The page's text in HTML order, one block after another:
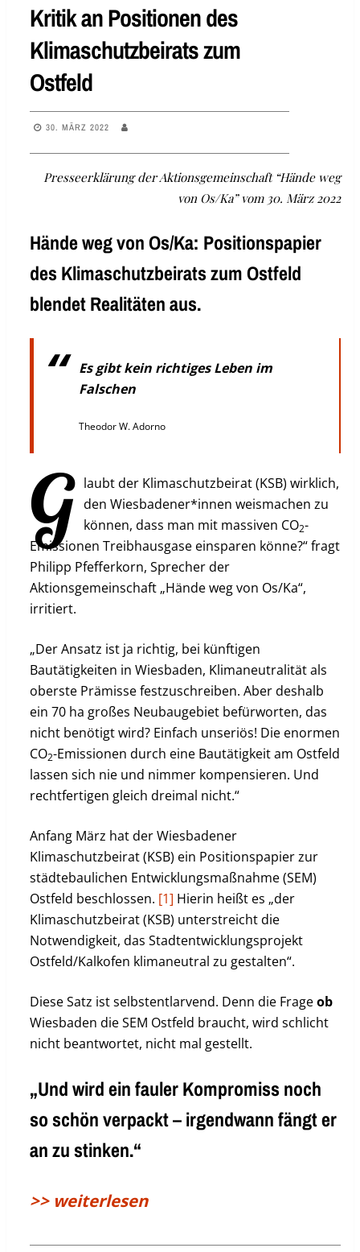
Kritik an Positionen des
Klimaschutzbeirats zum
Ostfeld
30. MÄRZ 2022
Presseerklärung der Aktionsgemeinschaft “Hände weg
von Os/Ka” vom 30. März 2022
Hände weg von Os/Ka: Positionspapier
des Klimaschutzbeirats zum Ostfeld
blendet Realitäten aus.
Es gibt kein richtiges Leben im
Falschen
Theodor W. Adorno
G laubt der Klimaschutzbeirat (KSB) wirklich,
den Wiesbadener*innen weismachen zu
können, dass man mit massiven CO2-
Emissionen Treibhausgase einsparen könne?“ fragt
Philipp Pfefferkorn, Sprecher der
Aktionsgemeinschaft „Hände weg von Os/Ka“,
irritiert.
„Der Ansatz ist ja richtig, bei künftigen
Bautätigkeiten in Wiesbaden, Klimaneutralität als
oberste Prämisse festzuschreiben. Aber deshalb
ein 70 ha großes Neubaugebiet befürworten, das
nicht benötigt wird? Einfach unseriös! Die enormen
CO2-Emissionen durch eine Bautätigkeit am Ostfeld
lassen sich nie und nimmer kompensieren. Und
rechtfertigen gleich dreimal nicht.“
Anfang März hat der Wiesbadener
Klimaschutzbeirat (KSB) ein Positionspapier zur
städtebaulichen Entwicklungsmaßnahme (SEM)
Ostfeld beschlossen. [1] Hierin heißt es „der
Klimaschutzbeirat (KSB) unterstreicht die
Notwendigkeit, das Stadtentwicklungsprojekt
Ostfeld/Kalkofen klimaneutral zu gestalten“.
Diese Satz ist selbstentlarvend. Denn die Frageob
Wiesbaden die SEM Ostfeld braucht, wird schlicht
nicht beantwortet, nicht mal gestellt.
„Und wird ein fauler Kompromiss noch
so schön verpackt – irgendwann fängt er
an zu stinken.“
>> weiterlesen